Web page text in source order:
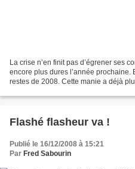
La crise n’en finit pas d’égrener ses
encore plus dures l’année prochaine.
restes de 2008. Cette manie a déjà
Flashé flasheur va !
Publié le 16/12/2008 à 15:21
Par Fred Sabourin